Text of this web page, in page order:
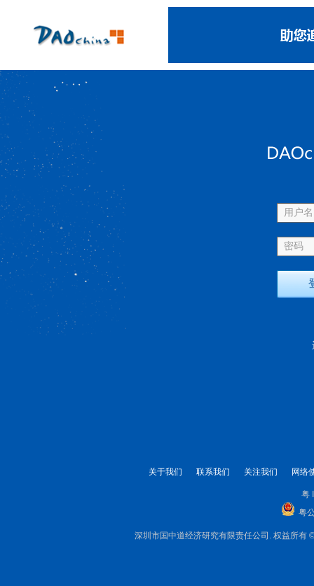
用户
密码
关于我们 联系我们 关注我们 网络
粤
粤
深圳市国中道经济研究有限责任公司. 权益所